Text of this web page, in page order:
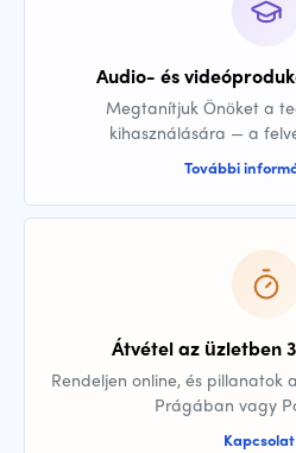
Audio- és
Megtanítjuk Önöket a
kihasználására — a
További
Átvétel az üzletben
Rendeljen online, és
Prágában vagy
Kapcsolat